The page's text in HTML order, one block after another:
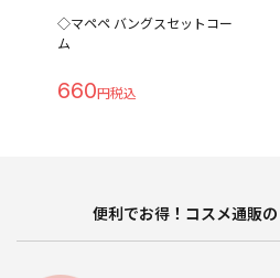
◇マペペ バングスセットコー
ム
660
便利でお得！コスメ通販の